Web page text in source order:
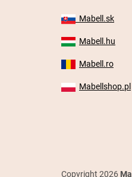
Mabell.sk
Mabell.hu
Mabell.ro
Mabellshop.pl
Copyright 2026